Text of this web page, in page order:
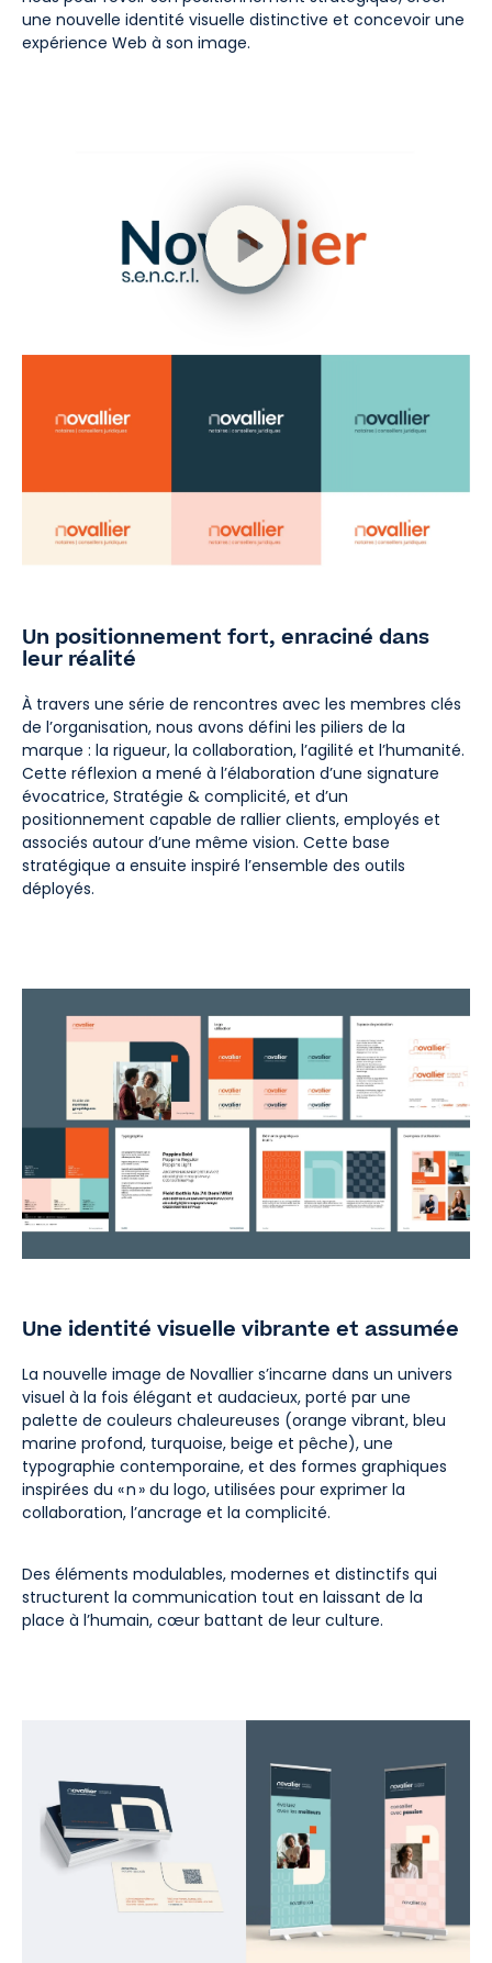
une nouvelle identité visuelle distinctive et concevoir une
expérience Web à son image.
Un positionnement fort, enraciné dans
leur réalité
À travers une série de rencontres avec les membres clés
de l’organisation, nous avons défini les piliers de la
marque : la rigueur, la collaboration, l’agilité et l’humanité.
Cette réflexion a mené à l’élaboration d’une signature
évocatrice, Stratégie & complicité, et d’un
positionnement capable de rallier clients, employés et
associés autour d’une même vision. Cette base
stratégique a ensuite inspiré l’ensemble des outils
déployés.
Une identité visuelle vibrante et assumée
La nouvelle image de Novallier s’incarne dans un univers
visuel à la fois élégant et audacieux, porté par une
palette de couleurs chaleureuses (orange vibrant, bleu
marine profond, turquoise, beige et pêche), une
typographie contemporaine, et des formes graphiques
inspirées du « n » du logo, utilisées pour exprimer la
collaboration, l’ancrage et la complicité.
Des éléments modulables, modernes et distinctifs qui
structurent la communication tout en laissant de la
place à l’humain, cœur battant de leur culture.